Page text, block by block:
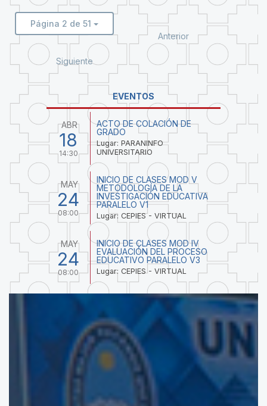
Página 2 de 51
Anterior
Siguiente
EVENTOS
ABR
18
14:30
ACTO DE COLACIÓN DE
GRADO
Lugar: PARANINFO
UNIVERSITARIO
MAY
24
08:00
INICIO DE CLASES MOD V
METODOLOGÍA DE LA
INVESTIGACIÓN EDUCATIVA
PARALELO V1
Lugar: CEPIES - VIRTUAL
MAY
24
08:00
INICIO DE CLASES MOD IV
EVALUACIÓN DEL PROCESO
EDUCATIVO PARALELO V3
Lugar: CEPIES - VIRTUAL